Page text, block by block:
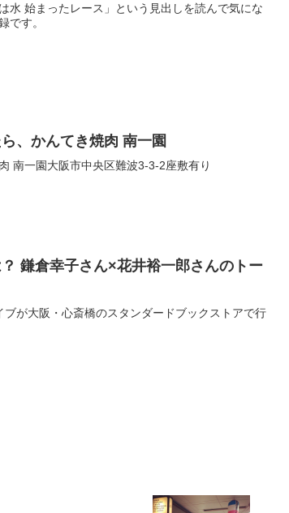
水 始まったレース」という見出しを読んで気にな
です。
、かんてき焼肉 南一園
南一園大阪市中央区難波3-3-2座敷有り
鎌倉幸子さん×花井裕一郎さんのトー
が大阪・心斎橋のスタンダードブックストアで行